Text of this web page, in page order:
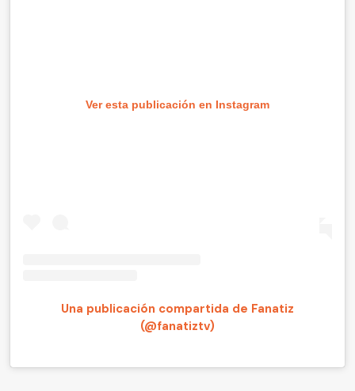
Ver esta publicación en Instagram
Una publicación compartida de Fanatiz
(@fanatiztv)